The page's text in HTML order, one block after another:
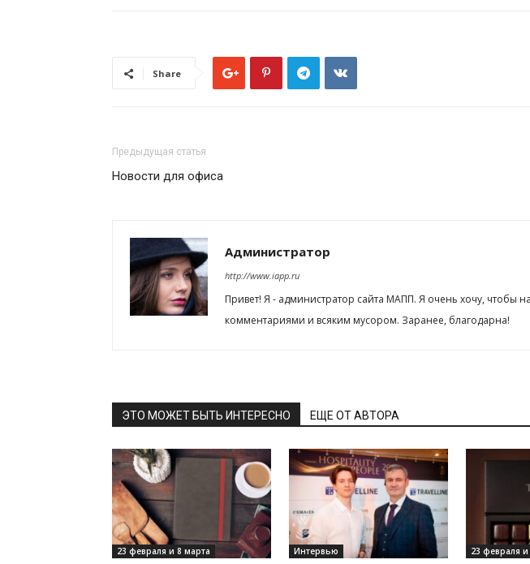
Share
Предыдущая статья
Новости для офиса
Администратор
http://www.iapp.ru
Привет! Я - администратор сайта МАПП. Я очень хочу, чтобы
комментариями и всяким мусором. Заранее, благодарна!
ЭТО МОЖЕТ БЫТЬ ИНТЕРЕСНО ЕЩЕ ОТ АВТОРА
23 февраля и 8 марта Интервью 23 февраля и